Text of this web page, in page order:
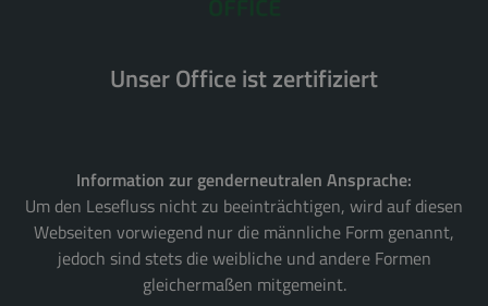
Unser Office ist zertifiziert
Information zur genderneutralen Ansprache:
Um den Lesefluss nicht zu beeinträchtigen, wird auf diesen
Webseiten vorwiegend nur die männliche Form genannt,
jedoch sind stets die weibliche und andere Formen
gleichermaßen mitgemeint.